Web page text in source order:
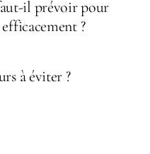
il prévoir pour
?
à éviter ?